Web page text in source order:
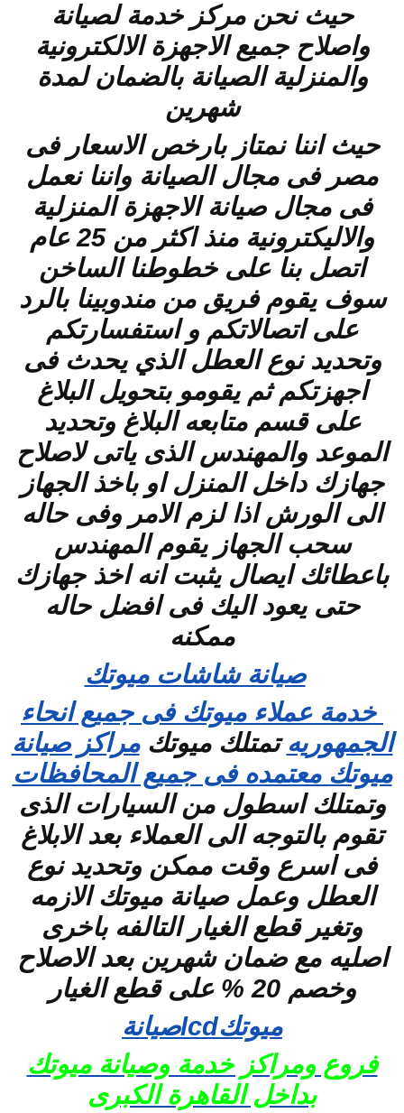
حيث نحن مركز خدمة لصيانة
واصلاح جميع الاجهزة الالكترونية
والمنزلية الصيانة بالضمان لمدة
شهرين
حيث اننا نمتاز بارخص الاسعار فى
مصر فى مجال الصيانة واننا نعمل
فى مجال صيانة الاجهزة المنزلية
والاليكترونية منذ اكثر من 25 عام
اتصل بنا على خطوطنا الساخن
سوف يقوم فريق من مندوبينا بالرد
على اتصالاتكم و استفسارتكم
وتحديد نوع العطل الذي يحدث فى
اجهزتكم ثم يقومو بتحويل البلاغ
على قسم متابعه البلاغ وتحديد
الموعد والمهندس الذى ياتى لاصلاح
جهازك داخل المنزل او باخذ الجهاز
الى الورش اذا لزم الامر وفى حاله
سحب الجهاز يقوم المهندس
باعطائك ايصال يثبت انه اخذ جهازك
حتى يعود اليك فى افضل حاله
ممكنه
صيانة شاشات ميوتك
خدمة عملاء ميوتك فى جميع انحاء
الجمهوريه تمتلك ميوتكمراكز صيانة
ميوتك معتمده فى جميع المحافظات
وتمتلك اسطول من السيارات الذى
تقوم بالتوجه الى العملاء بعد الابلاغ
فى اسرع وقت ممكن وتحديد نوع
العطل وعمل صيانة ميوتك الازمه
وتغير قطع الغيار التالفه باخرى
اصليه مع ضمان شهرين بعد الاصلاح
وخصم 20 % على قطع الغيار
ميوتكlcdصيانة
فروع ومراكز خدمة وصيانة ميوتك
بداخل القاهرة الكبرى